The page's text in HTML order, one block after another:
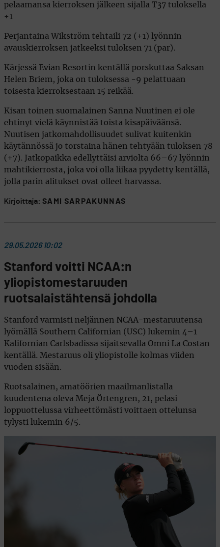
pelaamansa kierroksen jälkeen sijalla T37 tuloksella
+1
Perjantaina Wikström tehtaili 72 (+1) lyönnin
avauskierroksen jatkeeksi tuloksen 71 (par).
Kärjessä Evian Resortin kentällä porskuttaa Saksan
Helen Briem, joka on tuloksessa -9 pelattuaan
toisesta kierroksestaan 15 reikää.
Kisan toinen suomalainen Sanna Nuutinen ei ole
ehtinyt vielä käynnistää toista kisapäiväänsä.
Nuutisen jatkomahdollisuudet sulivat kuitenkin
käytännössä jo torstaina hänen tehtyään tuloksen 78
(+7). Jatkopaikka edellyttäisi arviolta 66–67 lyönnin
mahtikierrosta, joka voi olla liikaa pyydetty kentällä,
jolla parin alitukset ovat olleet harvassa.
Kirjoittaja: SAMI SARPAKUNNAS
29.05.2026 10:02
Stanford voitti NCAA:n
yliopistomestaruuden
ruotsalaistähtensä johdolla
Stanford varmisti neljännen NCAA-mestaruutensa
lyömällä Southern Californian (USC) lukemin 4–1
Kalifornian Carlsbadissa sijaitsevalla Omni La Costan
kentällä. Mestaruus oli yliopistolle kolmas viiden
vuoden sisään.
Ruotsalainen, amatöörien maailmanlistalla
kuudentena oleva Meja Örtengren, 21, pelasi
loppuottelussa virheettömästi voittaen ottelunsa
tylysti lukemin 6/5.